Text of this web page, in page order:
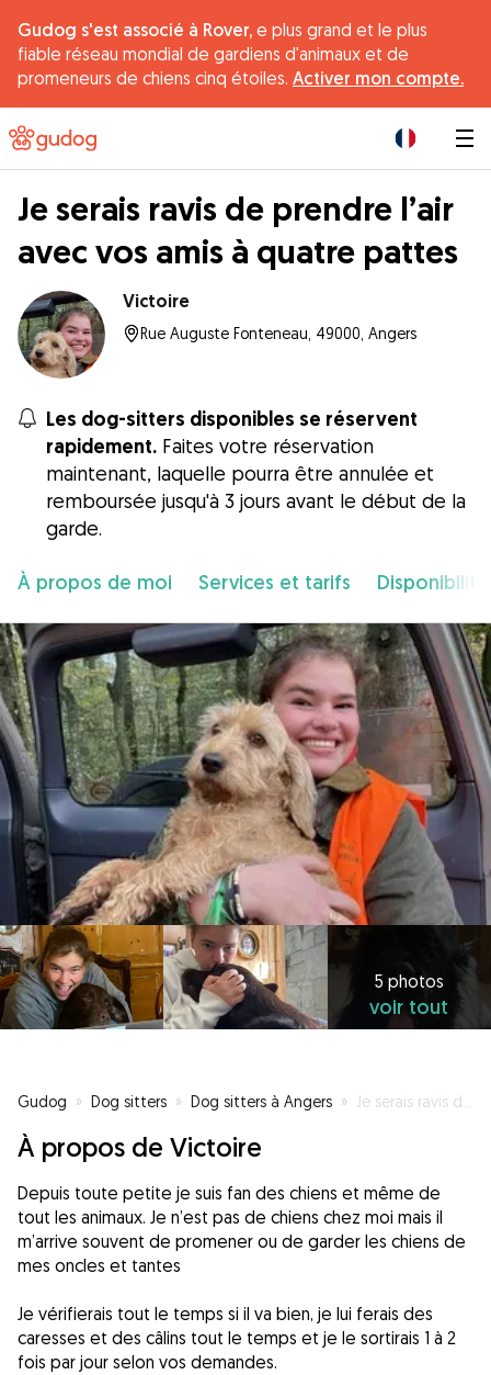
Gudog s'est associé à Rover, e plus grand et le plus
fiable réseau mondial de gardiens d'animaux et de
promeneurs de chiens cinq étoiles. Activer mon compte.
Je serais ravis de prendre l’air
avec vos amis à quatre pattes
Victoire
Rue Auguste Fonteneau, 49000, Angers
Les dog-sitters disponibles se réservent
rapidement. Faites votre réservation
maintenant, laquelle pourra être annulée et
remboursée jusqu'à 3 jours avant le début de la
garde.
À propos de moi Services et tarifs Disponibilité
5 photos
voir tout
Gudog » Dog sitters » Dog sitters à Angers » Je serais ravis de prendre l’air avec vos amis à quatre pattes
À propos de Victoire
Depuis toute petite je suis fan des chiens et même de
tout les animaux. Je n’est pas de chiens chez moi mais il
m’arrive souvent de promener ou de garder les chiens de
mes oncles et tantes
Je vérifierais tout le temps si il va bien, je lui ferais des
caresses et des câlins tout le temps et je le sortirais 1 à 2
fois par jour selon vos demandes.